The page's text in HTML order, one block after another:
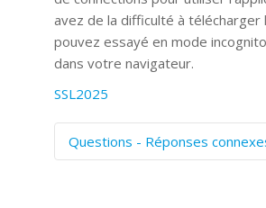
avez de la difficulté à télécharger
pouvez essayé en mode
dans votre navigateur.
SSL2025
Questions - Réponses